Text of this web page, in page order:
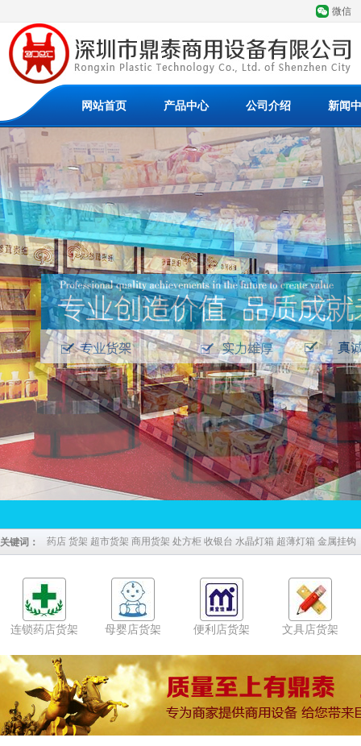
微信
网站首页 产品中心 公司介绍 新闻
关键词： 药店 货架 超市货架 商用货架 处方柜 收银台 水晶灯箱 超薄灯箱 金属挂钩
连锁药店货架 母婴店货架 便利店货架 文具店货架